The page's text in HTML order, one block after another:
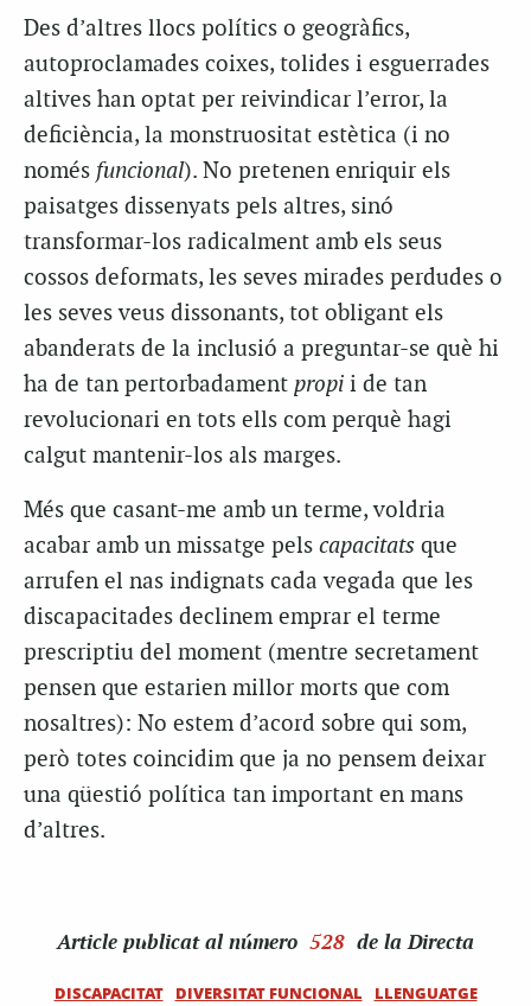
Des d’altres llocs polítics o geogràfics,
autoproclamades coixes, tolides i esguerrades
altives han optat per reivindicar l’error, la
deficiència, la monstruositat estètica (i no
només funcional). No pretenen enriquir els
paisatges dissenyats pels altres, sinó
transformar-los radicalment amb els seus
cossos deformats, les seves mirades perdudes o
les seves veus dissonants, tot obligant els
abanderats de la inclusió a preguntar-se què hi
ha de tan pertorbadament propi i de tan
revolucionari en tots ells com perquè hagi
calgut mantenir-los als marges.
Més que casant-me amb un terme, voldria
acabar amb un missatge pels capacitats que
arrufen el nas indignats cada vegada que les
discapacitades declinem emprar el terme
prescriptiu del moment (mentre secretament
pensen que estarien millor morts que com
nosaltres): No estem d’acord sobre qui som,
però totes coincidim que ja no pensem deixar
una qüestió política tan important en mans
d’altres.
Article publicat al número 528 de la Directa
DISCAPACITAT DIVERSITAT FUNCIONAL LLENGUATGE